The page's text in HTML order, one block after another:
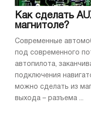
Как сделать
магнитоле?
Современные
под современного
автопилота,
подключения
можно сделать из
выхода – разъема ...